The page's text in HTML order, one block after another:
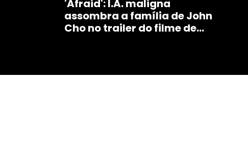
'Afraid': I.A. maligna
assombra a família de John
Cho no trailer do filme de